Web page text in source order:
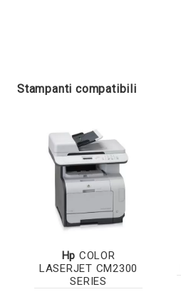
Stampanti compatibili
Hp COLOR
LASERJET CM2300
SERIES